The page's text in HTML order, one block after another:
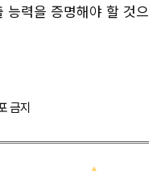
능력을 증명해야 할 것으
금지